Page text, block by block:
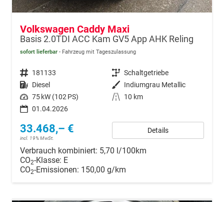
Volkswagen Caddy Maxi
Basis 2.0TDI ACC Kam GV5 App AHK Reling
sofort lieferbar Fahrzeug mit Tageszulassung
Fahrzeugnr. 181133 Getriebe Schaltgetriebe
Kraftstoff Diesel Außenfarbe Indiumgrau Metallic
Leistung 75 kW (102 PS) Kilometerstand
10 km
01.04.2026
33.468,– €
incl. 19% MwSt.
Details
Verbrauch kombiniert: 5,70 l/100km
CO2-Klasse: E
CO2-Emissionen: 150,00 g/km